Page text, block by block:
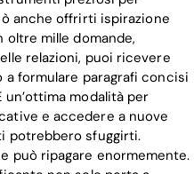
anche offrirti ispirazione
oltre mille domande,
relazioni, puoi ricevere
formulare paragrafi concisi
modalità per
e accedere a nuove
potrebbero sfuggirti.
può ripagare enormemente.